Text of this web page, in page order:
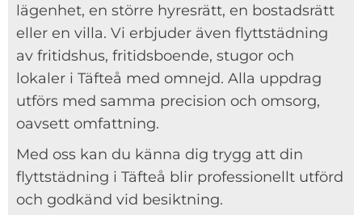
lägenhet, en större hyresrätt, en bostadsrätt
eller en villa. Vi erbjuder även flyttstädning
av fritidshus, fritidsboende, stugor och
lokaler i Täfteå med omnejd. Alla uppdrag
utförs med samma precision och omsorg,
oavsett omfattning.
Med oss kan du känna dig trygg att din
flyttstädning i Täfteå blir professionellt utförd
och godkänd vid besiktning.